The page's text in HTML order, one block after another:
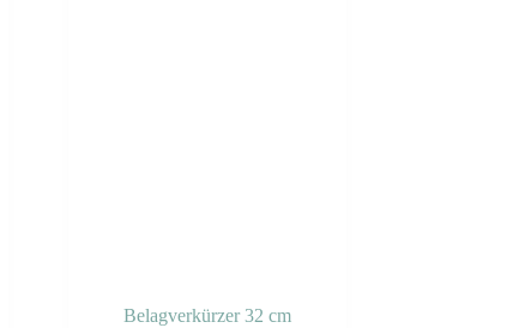
Belagverkürzer 32 cm